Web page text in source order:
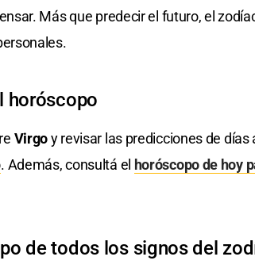
Más que predecir el futuro, el
horóscopo
Virgoy revisar las predicciones de días
. Además, consultá el horóscopo de hoy
de todos los signos del